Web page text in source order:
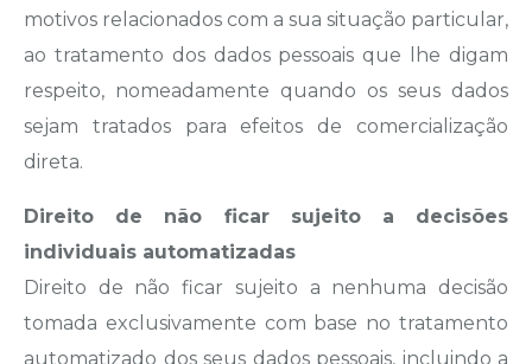
motivos relacionados com a sua situação particular,
ao tratamento dos dados pessoais que lhe digam
respeito, nomeadamente quando os seus dados
sejam tratados para efeitos de comercialização
direta.
Direito de não ficar sujeito a decisões
individuais automatizadas
Direito de não ficar sujeito a nenhuma decisão
tomada exclusivamente com base no tratamento
automatizado dos seus dados pessoais, incluindo a